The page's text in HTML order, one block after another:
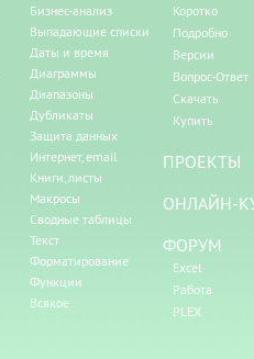
Бизнес-анализ
Выпадающие списки
Даты и время
Диаграммы
Диапазоны
Дубликаты
Защита данных
Интернет, email
Книги, листы
Макросы
Сводные таблицы
Текст
Форматирование
Функции
Всякое
Коротко
Подробно
Версии
Вопрос-Ответ
Скачать
Купить
ПРОЕКТЫ
ОНЛАЙН-
ФОРУМ
Excel
Работа
PLEX